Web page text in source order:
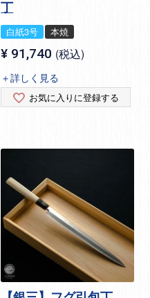
丁
白紙3号 本焼
¥ 91,740 税込
＋詳しく見る
お気に入りに登録する